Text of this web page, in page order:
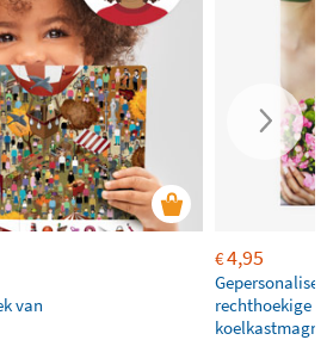
van
€4,95
rechthoekige